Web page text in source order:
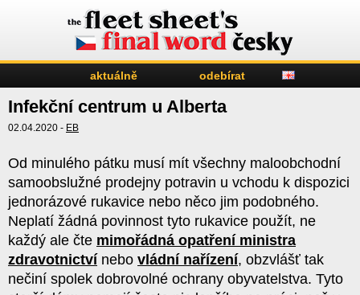
aktuálně odebírat
Infekční centrum u Alberta
02.04.2020 - EB
Od minulého pátku musí mít všechny maloobchodní
samoobslužné prodejny potravin u vchodu k dispozici
jednorázové rukavice nebo něco jim podobného.
Neplatí žádná povinnost tyto rukavice použít, ne
každý ale čte mimořádná opatření ministra
zdravotnictví nebo vládní nařízení, obzvlášť tak
nečiní spolek dobrovolné ochrany obyvatelstva. Tyto